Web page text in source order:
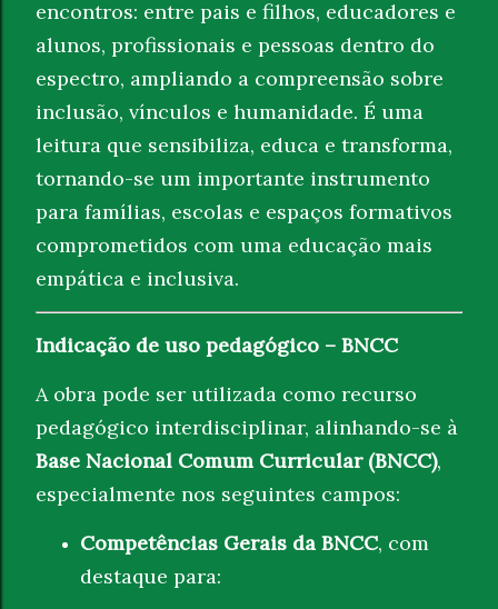
encontros: entre pais e filhos, educadores e
alunos, profissionais e pessoas dentro do
espectro, ampliando a compreensão sobre
inclusão, vínculos e humanidade. É uma
leitura que sensibiliza, educa e transforma,
tornando-se um importante instrumento
para famílias, escolas e espaços formativos
comprometidos com uma educação mais
empática e inclusiva.
Indicação de uso pedagógico – BNCC
A obra pode ser utilizada como recurso
pedagógico interdisciplinar, alinhando-se à
Base Nacional Comum Curricular (BNCC),
especialmente nos seguintes campos:
Competências Gerais da BNCC, com
destaque para: